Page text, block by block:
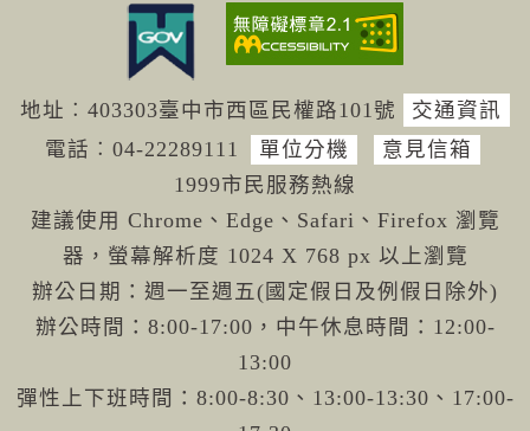
地址︰403303臺中市西區民權路101號
交通資訊
電話︰04-22289111 單位分機
意見信箱
1999市民服務熱線
建議使用 Chrome、Edge、Safari、Firefox 瀏覽
器，螢幕解析度 1024 X 768 px 以上瀏覽
辦公日期：週一至週五(國定假日及例假日除外)
辦公時間：8:00-17:00，中午休息時間：12:00-
13:00
彈性上下班時間：8:00-8:30、13:00-13:30、17:00-